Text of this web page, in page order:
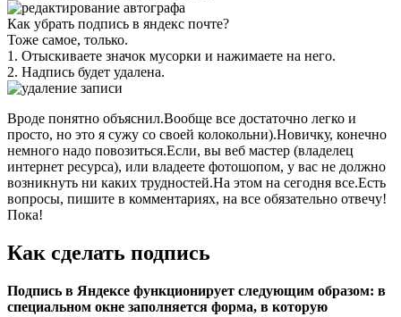
Как убрать подпись в яндекс почте?
Тоже самое, только.
1. Отыскиваете значок мусорки и нажимаете на него.
2. Надпись будет удалена.
Вроде понятно объяснил.Вообще все достаточно легко и
просто, но это я сужу со своей колокольни).Новичку, конечно
немного надо повозиться.Если, вы веб мастер (владелец
интернет ресурса), или владеете фотошопом, у вас не должно
возникнуть ни каких трудностей.На этом на сегодня все.Есть
вопросы, пишите в комментариях, на все обязательно отвечу!
Пока!
Как сделать подпись
Подпись в Яндексе функционирует следующим образом: в
специальном окне заполняется форма, в которую